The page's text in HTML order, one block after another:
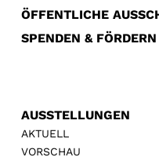
ÖFFENTLICHE
SPENDEN & FÖRDERN
AUSSTELLUNGEN
AKTUELL
VORSCHAU